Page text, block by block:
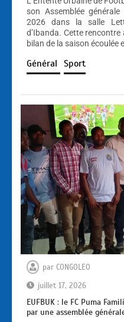
son Assemblée
2026 dans la salle
d’Ibanda. Cette
bilan de la saison écoulée
Général Sport
par CONGOLEO
juillet 17, 2026
EUFBUK : le FC Puma
par une assemblée